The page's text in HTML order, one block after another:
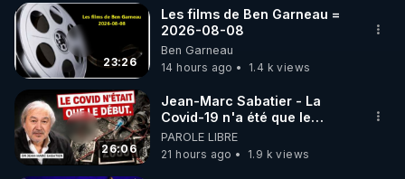
▶ 30 jours gratuit sur l’application de méditation et
de bien-être ENVOL :
Rendez-vous sur https://www.envol.app/code
le code : REGENERE
23:26
Les films de Ben Garneau =
2026-08-08
Ben Garneau
14 hours ago
1.4 k views
26:06
Jean-Marc Sabatier - La
Covid-19 n'a été que le
début - L'ARNm & l'ARNm-aa
jusqu où auront-t-il ?
PAROLE LIBRE
21 hours ago
1.9 k views